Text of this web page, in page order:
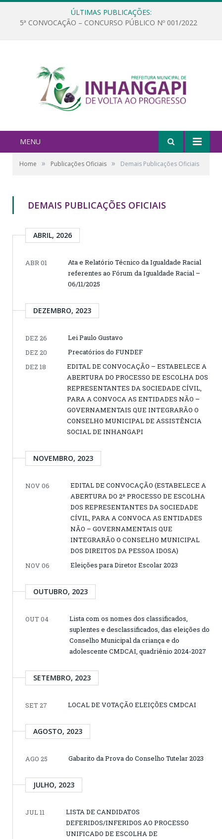
ÚLTIMAS PUBLICAÇÕES:
5ª CONVOCAÇÃO – CONCURSO PÚBLICO Nº 001/2022
MENU
Home » Publicações Oficiais » Demais Publicações Oficiais
DEMAIS PUBLICAÇÕES OFICIAIS
ABRIL, 2026
ABR 01
Ata e Relatório Técnico da Igualdade Racial
referentes ao Fórum da Igualdade Racial –
06/11/2025
DEZEMBRO, 2023
DEZ 26
Lei Paulo Gustavo
DEZ 20
Precatórios do FUNDEF
DEZ 18
EDITAL DE CONVOCAÇÃO – ESTABELECE A
ABERTURA DO PROCESSO DE ESCOLHA DOS
REPRESENTANTES DA SOCIEDADE CÍVIL,
PARA A CONVOCA AS ENTIDADES NÃO –
GOVERNAMENTAIS QUE INTEGRARÃO O
CONSELHO MUNICIPAL DE ASSISTÊNCIA
SOCIAL DE INHANGAPI
NOVEMBRO, 2023
NOV 06
EDITAL DE CONVOCAÇÃO (ESTABELECE A
ABERTURA DO 2º PROCESSO DE ESCOLHA
DOS REPRESENTANTES DA SOCIEDADE
CÍVIL, PARA A CONVOCA AS ENTIDADES
NÃO – GOVERNAMENTAIS QUE
INTEGRARÃO O CONSELHO MUNICIPAL
DOS DIREITOS DA PESSOA IDOSA)
NOV 06
Eleições para Diretor Escolar 2023
OUTUBRO, 2023
OUT 04
Lista com os nomes dos classificados,
suplentes e desclassificados, das eleições do
Conselho Municipal da criança e do
adolescente CMDCAI, quadriênio 2024-2027
SETEMBRO, 2023
SET 27 LOCAL DE VOTAÇÃO ELEIÇÕES CMDCAI
AGOSTO, 2023
AGO 25 Gabarito da Prova do Conselho Tutelar 2023
JULHO, 2023
JUL 11
LISTA DE CANDIDATOS
DEFERIDOS/INFERIDOS AO PROCESSO
UNIFICADO DE ESCOLHA DE